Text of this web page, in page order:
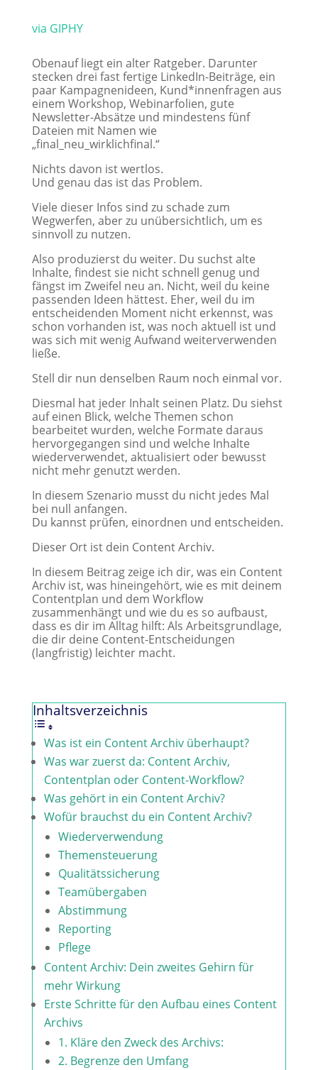
via GIPHY
Obenauf liegt ein alter Ratgeber. Darunter
stecken drei fast fertige LinkedIn-Beiträge, ein
paar Kampagnenideen, Kund*innenfragen aus
einem Workshop, Webinarfolien, gute
Newsletter-Absätze und mindestens fünf
Dateien mit Namen wie
„final_neu_wirklichfinal.“
Nichts davon ist wertlos.
Und genau das ist das Problem.
Viele dieser Infos sind zu schade zum
Wegwerfen, aber zu unübersichtlich, um es
sinnvoll zu nutzen.
Also produzierst du weiter. Du suchst alte
Inhalte, findest sie nicht schnell genug und
fängst im Zweifel neu an. Nicht, weil du keine
passenden Ideen hättest. Eher, weil du im
entscheidenden Moment nicht erkennst, was
schon vorhanden ist, was noch aktuell ist und
was sich mit wenig Aufwand weiterverwenden
ließe.
Stell dir nun denselben Raum noch einmal vor.
Diesmal hat jeder Inhalt seinen Platz. Du siehst
auf einen Blick, welche Themen schon
bearbeitet wurden, welche Formate daraus
hervorgegangen sind und welche Inhalte
wiederverwendet, aktualisiert oder bewusst
nicht mehr genutzt werden.
In diesem Szenario musst du nicht jedes Mal
bei null anfangen.
Du kannst prüfen, einordnen und entscheiden.
Dieser Ort ist dein Content Archiv.
In diesem Beitrag zeige ich dir, was ein Content
Archiv ist, was hineingehört, wie es mit deinem
Contentplan und dem Workflow
zusammenhängt und wie du es so aufbaust,
dass es dir im Alltag hilft: Als Arbeitsgrundlage,
die dir deine Content-Entscheidungen
(langfristig) leichter macht.
Inhaltsverzeichnis
Was ist ein Content Archiv überhaupt?
Was war zuerst da: Content Archiv,
Contentplan oder Content-Workflow?
Was gehört in ein Content Archiv?
Wofür brauchst du ein Content Archiv?
Wiederverwendung
Themensteuerung
Qualitätssicherung
Teamübergaben
Abstimmung
Reporting
Pflege
Content Archiv: Dein zweites Gehirn für
mehr Wirkung
Erste Schritte für den Aufbau eines Content
Archivs
1. Kläre den Zweck des Archivs:
2. Begrenze den Umfang